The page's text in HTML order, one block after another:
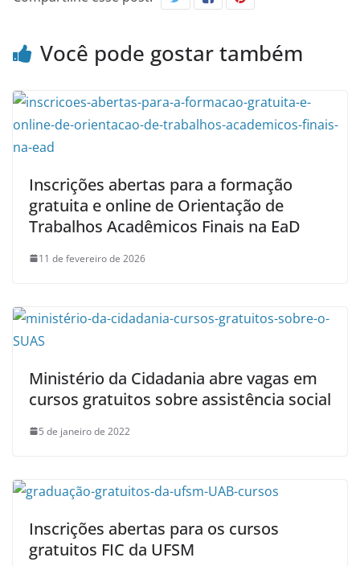
Você pode gostar também
Inscrições abertas para a formação
gratuita e online de Orientação de
Trabalhos Acadêmicos Finais na EaD
11 de fevereiro de 2026
Ministério da Cidadania abre vagas em
cursos gratuitos sobre assistência social
5 de janeiro de 2022
Inscrições abertas para os cursos
gratuitos FIC da UFSM